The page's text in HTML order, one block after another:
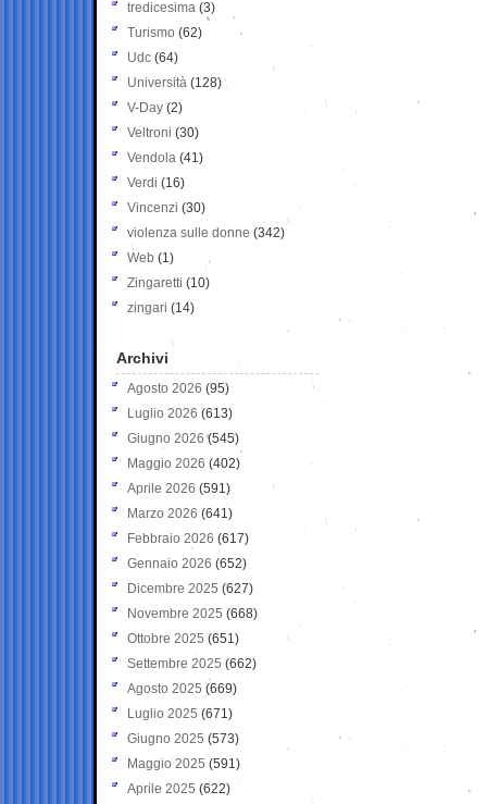
tredicesima (3)
Turismo (62)
Udc (64)
Università (128)
V-Day (2)
Veltroni (30)
Vendola (41)
Verdi (16)
Vincenzi (30)
violenza sulle donne (342)
Web (1)
Zingaretti (10)
zingari (14)
Archivi
Agosto 2026 (95)
Luglio 2026 (613)
Giugno 2026 (545)
Maggio 2026 (402)
Aprile 2026 (591)
Marzo 2026 (641)
Febbraio 2026 (617)
Gennaio 2026 (652)
Dicembre 2025 (627)
Novembre 2025 (668)
Ottobre 2025 (651)
Settembre 2025 (662)
Agosto 2025 (669)
Luglio 2025 (671)
Giugno 2025 (573)
Maggio 2025 (591)
Aprile 2025 (622)